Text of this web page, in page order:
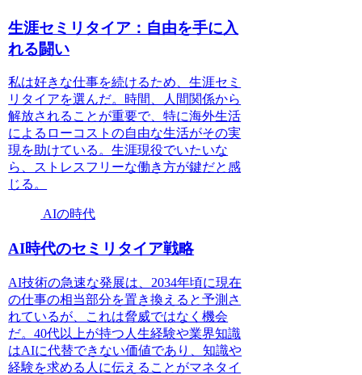
生涯セミリタイア：自由を手に入
れる闘い
私は好きな仕事を続けるため、生涯セミ
リタイアを選んだ。時間、人間関係から
解放されることが重要で、特に海外生活
によるローコストの自由な生活がその実
現を助けている。生涯現役でいたいな
ら、ストレスフリーな働き方が鍵だと感
じる。
AIの時代
AI時代のセミリタイア戦略
AI技術の急速な発展は、2034年頃に現在
の仕事の相当部分を置き換えると予測さ
れているが、これは脅威ではなく機会
だ。40代以上が持つ人生経験や業界知識
はAIに代替できない価値であり、知識や
経験を求める人に伝えることがマネタイ